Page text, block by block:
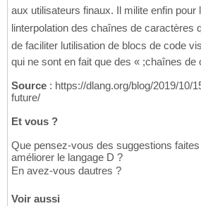
aux utilisateurs finaux. Il milite enfin pour
linterpolation des chaînes de caractères
de faciliter lutilisation de blocs de code
qui ne sont en fait que des « ;chaînes de
Source : https://dlang.org/blog/2019/10/
future/
Et vous ?
Que pensez-vous des suggestions
améliorer le langage D ?
En avez-vous dautres ?
Voir aussi